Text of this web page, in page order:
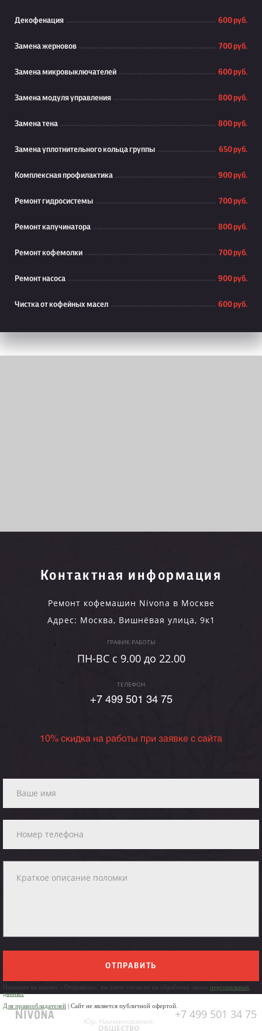
Декофенация 600 руб.
Замена жерновов 700 руб.
Замена микровыключателей 600 руб.
Замена модуля управления 800 руб.
Замена тена 800 руб.
Замена уплотнительного кольца группы 650 руб.
Комплексная профилактика 900 руб.
Ремонт гидросистемы 700 руб.
Ремонт капучинатора 800 руб.
Ремонт кофемолки 700 руб.
Ремонт насоса 900 руб.
Чистка от кофейных масел 600 руб.
Контактная информация
Ремонт кофемашин Nivona в Москве
Адрес: Москва, Вишнёвая улица, 9к1
ГРАФИК РАБОТЫ
ПН-ВC c 9.00 до 22.00
ТЕЛЕФОН
+7 499 501 34 75
10% скидка на работы при заявке с сайта
ОТПРАВИТЬ
Нажимая на кнопку «Отправить», вы даете согласие на обработку своих персональных
данных
Для правообладателей | Сайт не является публичной офертой.
+7 499 501 34 75
Юр. Наименование:
ОБЩЕСТВО